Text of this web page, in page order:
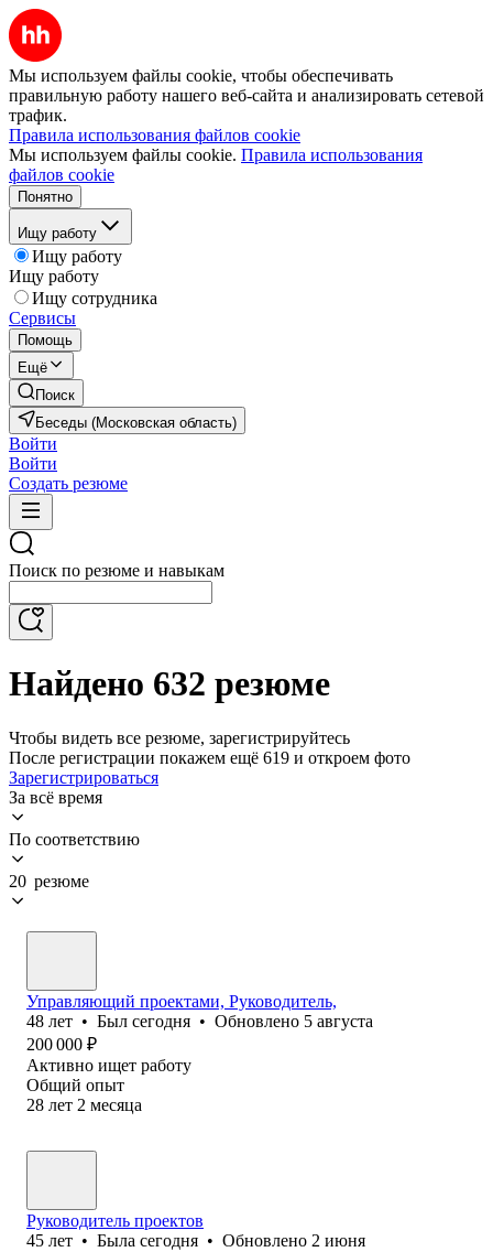
Мы используем файлы cookie, чтобы обеспечивать
правильную работу нашего веб-сайта и анализировать сетевой
трафик.
Правила использования файлов cookie
Мы используем файлы cookie. Правила использования
файлов cookie
Понятно
Ищу работу
Ищу работу
Ищу работу
Ищу сотрудника
Сервисы
Помощь
Ещё
Поиск
Беседы (Московская область)
Войти
Войти
Создать резюме
Поиск по резюме и навыкам
Найдено 632 резюме
Чтобы видеть все резюме, зарегистрируйтесь
После регистрации покажем ещё 619 и откроем фото
Зарегистрироваться
За всё время
По соответствию
20 резюме
Управляющий проектами, Руководитель,
48 лет • Был сегодня • Обновлено 5 августа
200 000 ₽
Активно ищет работу
Общий опыт
28 лет 2 месяца
Руководитель проектов
45 лет • Была сегодня • Обновлено 2 июня